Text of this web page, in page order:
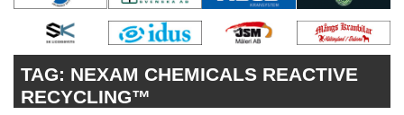
VÅRA ANDRA MAGASIN
PRENUMERERA
ANNONSERA
TAG: NEXAM CHEMICALS REACTIVE
RECYCLING™